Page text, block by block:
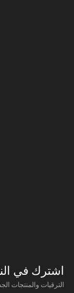
اشترك في
الترقيات والمنتجات